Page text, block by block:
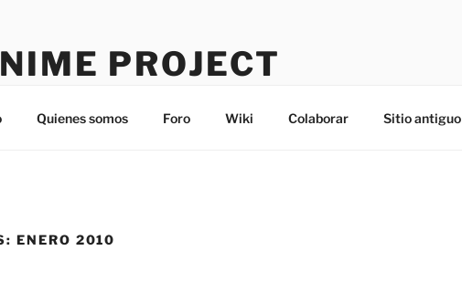
PROJECT
Quienes somos Foro Wiki Colaborar Sitio antiguo
ENERO 2010